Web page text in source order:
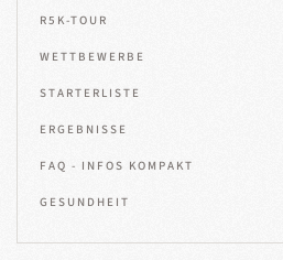
R5K-TOUR
WETTBEWERBE
STARTERLISTE
ERGEBNISSE
FAQ - INFOS KOMPAKT
GESUNDHEIT